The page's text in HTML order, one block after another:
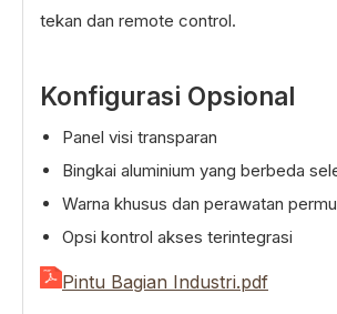
tekan dan remote control.
Konfigurasi Opsional
Panel visi transparan
Bingkai aluminium yang berbeda
Warna khusus dan perawatan
Opsi kontrol akses terintegrasi
Pintu Bagian Industri.pdf